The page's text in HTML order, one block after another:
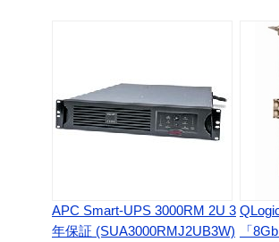
APC Smart-UPS 3000RM 2U 3
年保証 (SUA3000RMJ2UB3W)
「